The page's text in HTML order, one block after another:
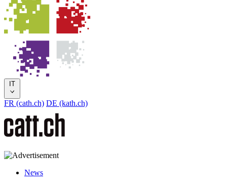
IT
FR (cath.ch) DE (kath.ch)
News